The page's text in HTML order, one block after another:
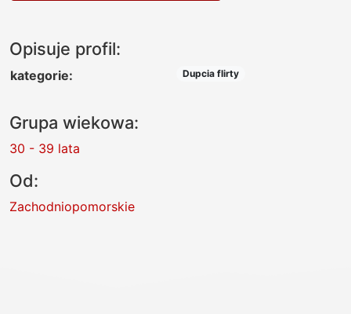
Opisuje profil:
kategorie: Dupcia flirty
Grupa wiekowa:
30 - 39 lata
Od:
Zachodniopomorskie